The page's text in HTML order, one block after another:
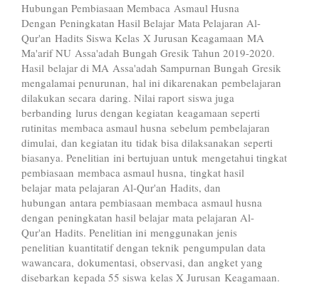
Hubungan Pembiasaan Membaca Asmaul Husna
Dengan Peningkatan Hasil Belajar Mata Pelajaran Al-
Qur'an Hadits Siswa Kelas X Jurusan Keagamaan MA
Ma'arif NU Assa'adah Bungah Gresik Tahun 2019-2020.
Hasil belajar di MA Assa'adah Sampurnan Bungah Gresik
mengalamai penurunan, hal ini dikarenakan pembelajaran
dilakukan secara daring. Nilai raport siswa juga
berbanding lurus dengan kegiatan keagamaan seperti
rutinitas membaca asmaul husna sebelum pembelajaran
dimulai, dan kegiatan itu tidak bisa dilaksanakan seperti
biasanya. Penelitian ini bertujuan untuk mengetahui tingkat
pembiasaan membaca asmaul husna, tingkat hasil
belajar mata pelajaran Al-Qur'an Hadits, dan
hubungan antara pembiasaan membaca asmaul husna
dengan peningkatan hasil belajar mata pelajaran Al-
Qur'an Hadits. Penelitian ini menggunakan jenis
penelitian kuantitatif dengan teknik pengumpulan data
wawancara, dokumentasi, observasi, dan angket yang
disebarkan kepada 55 siswa kelas X Jurusan Keagamaan.